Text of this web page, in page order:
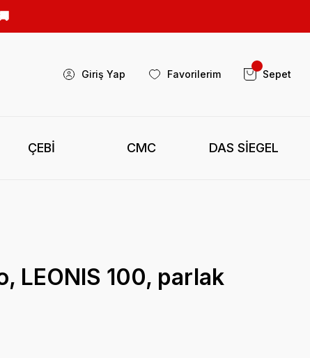
Giriş Yap Favorilerim Sepet
ÇEBİ CMC DAS SİEGEL
LEONIS 100, parlak